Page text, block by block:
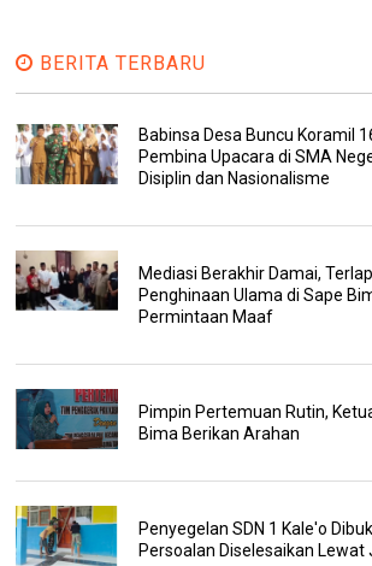
BERITA TERBARU
Babinsa Desa Buncu Koramil
Pembina Upacara di SMA
Disiplin dan Nasionalisme
Mediasi Berakhir Damai,
Penghinaan Ulama di Sape
Permintaan Maaf
Pimpin Pertemuan Rutin,
Bima Berikan Arahan
Penyegelan SDN 1 Kale'o
Persoalan Diselesaikan Lewat